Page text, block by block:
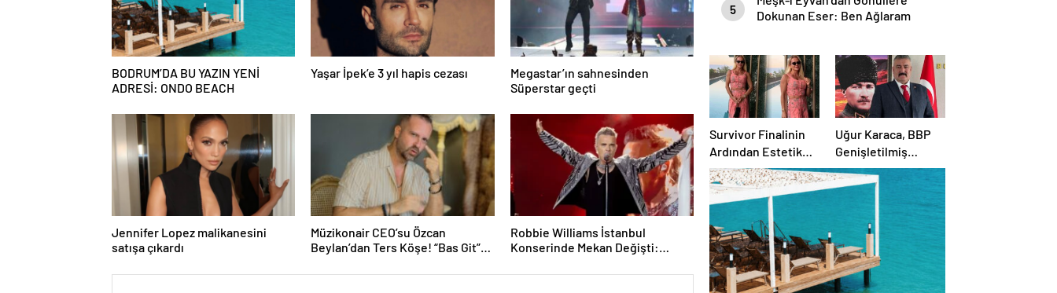
BODRUM’DA BU YAZIN YENİ
ADRESİ: ONDO BEACH
Yaşar İpek’e 3 yıl hapis cezası
Megastar’ın sahnesinden
Süperstar geçti
Jennifer Lopez malikanesini
satışa çıkardı
Müzikonair CEO’su Özcan
Beylan’dan Ters Köşe! “Bas Git”
Attı!
Robbie Williams İstanbul
Konserinde Mekan Değişti:
Taşındı!
5
Dokunan Eser: Ben Ağlaram
Survivor Finalinin
Ardından Estetik
Dokunuşuyla
Gündemde
Uğur Karaca, BBP
Genişletilmiş
Başkanlık
Divanı’nda görev